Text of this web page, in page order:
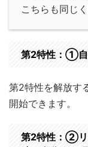
こちらも同じ
第2特性：①自
第2特性を解放す
開始できます。
第2特性：②リ